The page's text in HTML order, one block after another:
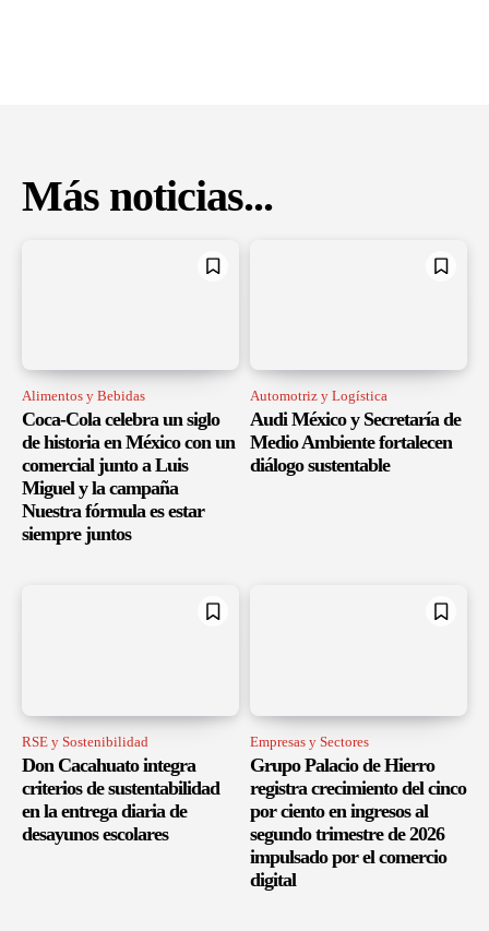
Más noticias...
Alimentos y Bebidas
Coca-Cola celebra un siglo
de historia en México con un
comercial junto a Luis
Miguel y la campaña
Nuestra fórmula es estar
siempre juntos
Automotriz y Logística
Audi México y Secretaría de
Medio Ambiente fortalecen
diálogo sustentable
RSE y Sostenibilidad
Don Cacahuato integra
criterios de sustentabilidad
en la entrega diaria de
desayunos escolares
Empresas y Sectores
Grupo Palacio de Hierro
registra crecimiento del cinco
por ciento en ingresos al
segundo trimestre de 2026
impulsado por el comercio
digital